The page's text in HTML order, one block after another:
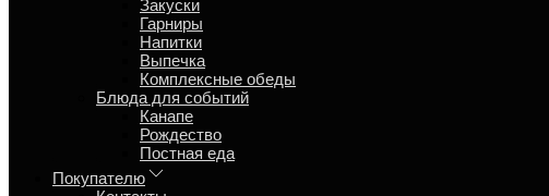
Закуски
Гарниры
Напитки
Выпечка
Комплексные обеды
Блюда для событий
Канапе
Рождество
Постная еда
Покупателю
Перевод СБП
Банковской картой на сайте
Рассрочка 0-0-3
Счёт для юр. лиц (без НДС)
После оплаты или предоплаты мы сможем взяться за ваш заказ.
Получатель платежей: ИП Назаров В.А